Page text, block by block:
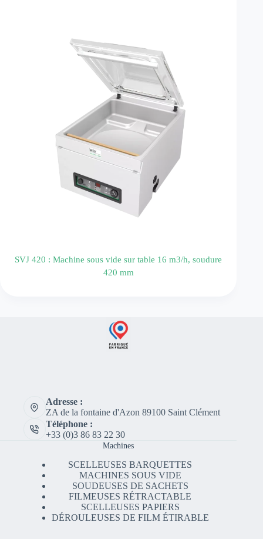
SVJ 420 : Machine sous vide sur table 16 m3/h, soudure
420 mm
Adresse :
ZA de la fontaine d'Azon 89100 Saint Clément
Téléphone :
+33 (0)3 86 83 22 30
Machines
SCELLEUSES BARQUETTES
MACHINES SOUS VIDE
SOUDEUSES DE SACHETS
FILMEUSES RÉTRACTABLE
SCELLEUSES PAPIERS
DÉROULEUSES DE FILM ÉTIRABLE